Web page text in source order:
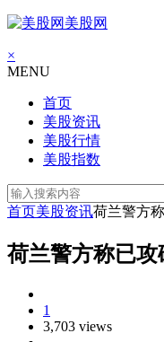
美股网
×
MENU
首页
美股资讯
美股行情
美股指数
首页美股资讯荷兰警方
荷兰警方称已
1
3,703 views